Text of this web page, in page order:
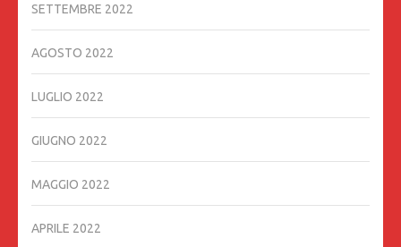
SETTEMBRE 2022
AGOSTO 2022
LUGLIO 2022
GIUGNO 2022
MAGGIO 2022
APRILE 2022